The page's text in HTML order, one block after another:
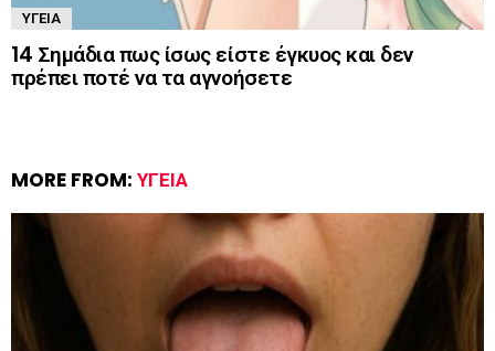
ΥΓΕΊΑ
14 Σημάδια πως ίσως είστε έγκυος και δεν
πρέπει ποτέ να τα αγνοήσετε
MORE FROM: ΥΓΕΊΑ